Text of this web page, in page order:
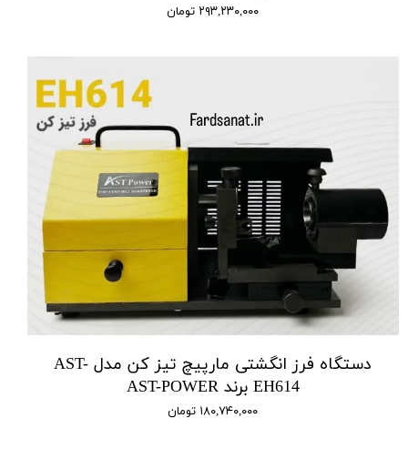
۲۹۳,۲۳۰,۰۰۰ تومان
دستگاه فرز انگشتی مارپیچ تیز کن مدل AST-
EH614 برند AST-POWER
۱۸۰,۷۴۰,۰۰۰ تومان